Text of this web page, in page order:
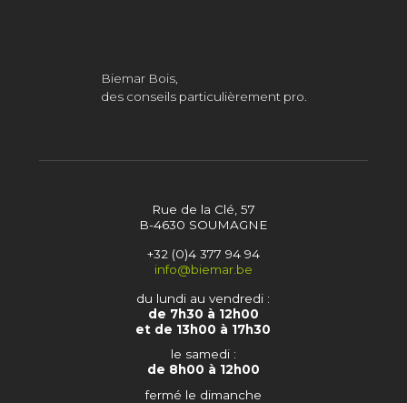
Biemar Bois,
des conseils particulièrement pro.
Rue de la Clé, 57
B-4630 SOUMAGNE
+32 (0)4 377 94 94
info@biemar.be
du lundi au vendredi :
de 7h30 à 12h00
et de 13h00 à 17h30
le samedi :
de 8h00 à 12h00
fermé le dimanche